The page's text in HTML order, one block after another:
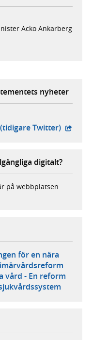
Acko Ankarberg
nyheter
Twitter) -
digitalt?
på webbplatsen
för en nära
vård - En reform